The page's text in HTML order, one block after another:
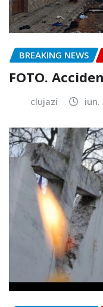
BREAKING NEWS
FOTO.
clujazi iun.